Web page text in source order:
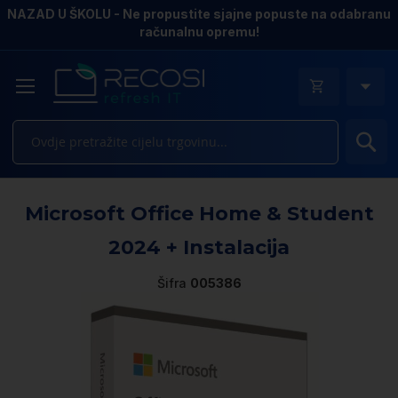
NAZAD U ŠKOLU - Ne propustite sjajne popuste na odabranu
računalnu opremu!
Microsoft Office Home & Student
2024 + Instalacija
Šifra 005386